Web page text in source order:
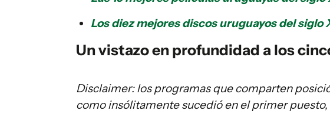
Los diez mejores discos uruguayos del siglo
Un vistazo en profundidad a los
Disclaimer: los programas que comparten
como insólitamente sucedió en el primer